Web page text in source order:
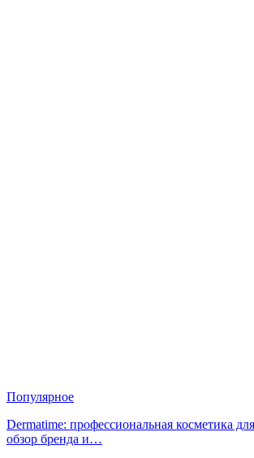
Популярное
Dermatime: профессиональная косметика
обзор бренда и…